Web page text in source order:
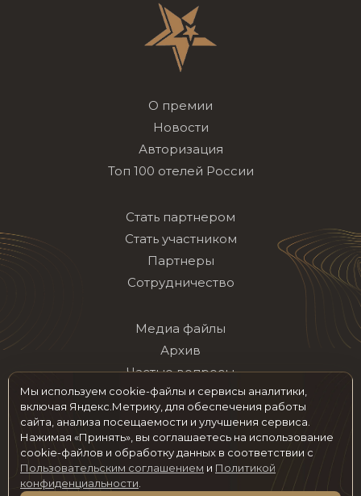
О премии
Новости
Авторизация
Топ 100 отелей России
Стать партнером
Стать участником
Партнеры
Сотрудничество
Медиа файлы
Архив
Частые вопросы
Контакты
Мы в социальных сетях
Мы используем cookie-файлы и сервисы аналитики,
включая Яндекс.Метрику, для обеспечения работы
сайта, анализа посещаемости и улучшения сервиса.
Нажимая «Принять», вы соглашаетесь на использование
cookie-файлов и обработку данных в соответствии с
Пользовательским соглашением и Политикой
конфиденциальности